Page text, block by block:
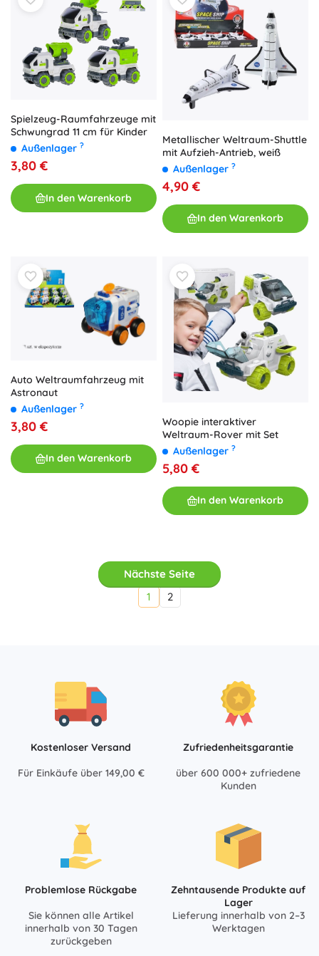
Spielzeug-Raumfahrzeuge mit
Schwungrad 11 cm für Kinder
Außenlager ?
3,80 €
In den Warenkorb
Metallischer Weltraum-Shuttle
mit Aufzieh-Antrieb, weiß
Außenlager ?
4,90 €
In den Warenkorb
Auto Weltraumfahrzeug mit
Astronaut
Außenlager ?
3,80 €
In den Warenkorb
Woopie interaktiver
Weltraum-Rover mit Set
Außenlager ?
5,80 €
In den Warenkorb
Nächste Seite
1
2
Kostenloser Versand
Für Einkäufe über 149,00 €
Zufriedenheitsgarantie
über 600 000+ zufriedene
Kunden
Problemlose Rückgabe
Sie können alle Artikel
innerhalb von 30 Tagen
zurückgeben
Zehntausende Produkte auf
Lager
Lieferung innerhalb von 2–3
Werktagen